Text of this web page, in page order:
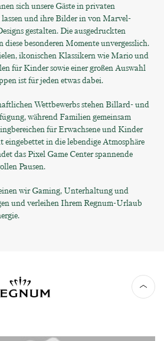
sich unsere Gäste in privaten
und ihre Bilder in von Marvel-
gestalten. Die ausgedruckten
besonderen Momente unvergesslich.
ikonischen Klassikern wie Mario und
für Kinder sowie einer großen Auswahl
ist für jeden etwas dabei.
Wettbewerbs stehen Billard- und
während Familien gemeinsam
für Erwachsene und Kinder
eingebettet in die lebendige Atmosphäre
das Pixel Game Center spannende
Pausen.
wir Gaming, Unterhaltung und
und verleihen Ihrem Regnum-Urlaub